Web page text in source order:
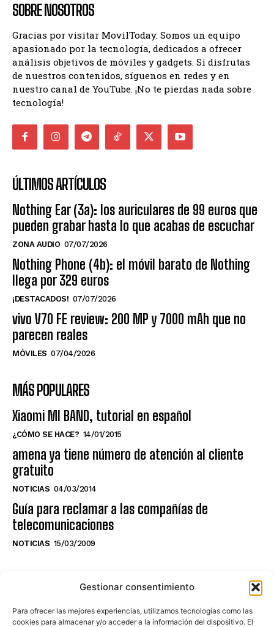
Gestionar consentimiento
Para ofrecer las mejores experiencias, utilizamos tecnologías como las
cookies para almacenar y/o acceder a la información del dispositivo. El
SOBRE NOSOTROS
Gracias por visitar MovilToday. Somos un equipo
apasionado por la tecnología, dedicados a ofrecer
análisis objetivos de móviles y gadgets. Si disfrutas
de nuestros contenidos, síguenos en redes y en
nuestro canal de YouTube. ¡No te pierdas nada sobre
tecnología!
ÚLTIMOS ARTÍCULOS
Nothing Ear (3a): los auriculares de 99 euros que
pueden grabar hasta lo que acabas de escuchar
ZONA AUDIO 07/07/2026
Nothing Phone (4b): el móvil barato de Nothing
llega por 329 euros
¡DESTACADOS! 07/07/2026
vivo V70 FE review: 200 MP y 7000 mAh que no
parecen reales
MÓVILES 07/04/2026
MÁS POPULARES
Xiaomi MI BAND, tutorial en español
¿CÓMO SE HACE? 14/01/2015
amena ya tiene número de atención al cliente
gratuito
NOTICIAS 04/03/2014
Guía para reclamar a las compañías de
telecomunicaciones
NOTICIAS 15/03/2009
NO TE PIERDAS LO ÚLTIMO DEL CANAL